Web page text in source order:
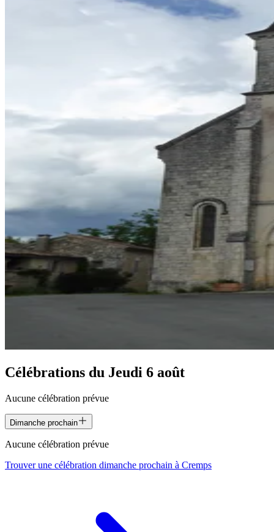
Célébrations du Jeudi 6 août
Aucune célébration prévue
Dimanche prochain
Aucune célébration prévue
Trouver une célébration dimanche prochain à Cremps